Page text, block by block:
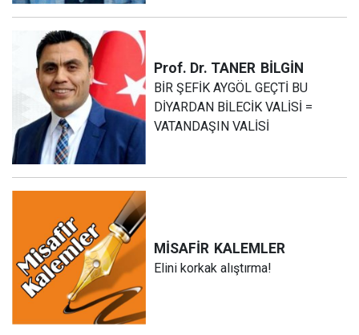
Prof. Dr. TANER BİLGİN
BİR ŞEFİK AYGÖL GEÇTİ BU
DİYARDAN BİLECİK VALİSİ =
VATANDAŞIN VALİSİ
MİSAFİR KALEMLER
Elini korkak alıştırma!